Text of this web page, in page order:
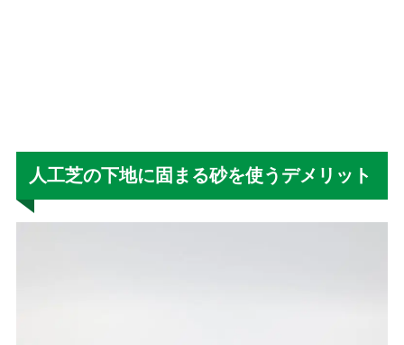
人工芝の下地に固まる砂を使うデメリット